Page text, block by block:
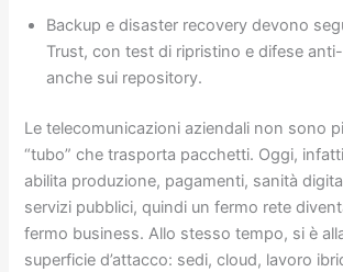
Backup e disaster recovery devono
Trust, con test di ripristino e difese
anche sui repository.
Le telecomunicazioni aziendali non sono
“tubo” che trasporta pacchetti. Oggi,
abilita produzione, pagamenti, sanità
servizi pubblici, quindi un fermo rete
fermo business. Allo stesso tempo, si è
superficie d’attacco: sedi, cloud, lavoro